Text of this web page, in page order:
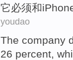
它必须和
youdao
The company
26 percent,